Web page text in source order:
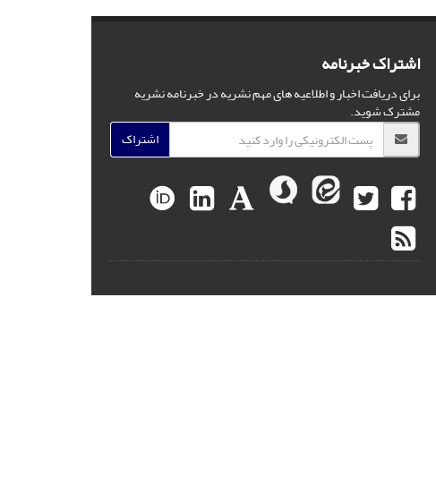
اشتراک خبرنامه
برای دریافت اخبار و اطلاعیه های مهم نشریه در خبرنامه نشریه
مشترک شوید.
اشتراک